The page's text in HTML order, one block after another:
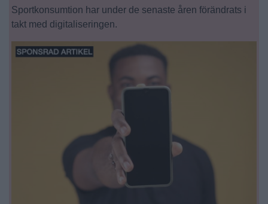
Sportkonsumtion har under de senaste åren förändrats i
takt med digitaliseringen.